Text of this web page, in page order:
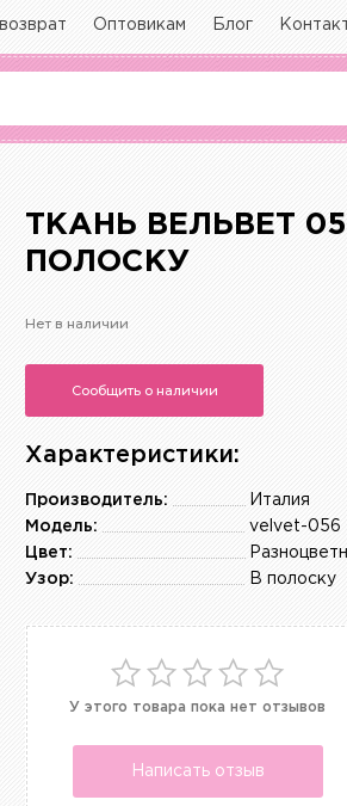
Оптовикам Блог
ТКАНЬ ВЕЛЬВЕТ
ПОЛОСКУ
Нет в наличии
Сообщить о наличии
Характеристики:
Италия
Производитель:
velvet-056
Модель:
Цвет:
В полоску
Узор:
У этого товара пока нет отзывов
Написать отзыв